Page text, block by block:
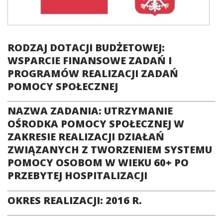
RODZAJ DOTACJI BUDŻETOWEJ:
WSPARCIE FINANSOWE ZADAŃ I
PROGRAMÓW REALIZACJI ZADAŃ
POMOCY SPOŁECZNEJ
NAZWA ZADANIA: UTRZYMANIE
OŚRODKA POMOCY SPOŁECZNEJ W
ZAKRESIE REALIZACJI DZIAŁAŃ
ZWIĄZANYCH Z TWORZENIEM SYSTEMU
POMOCY OSOBOM W WIEKU 60+ PO
PRZEBYTEJ HOSPITALIZACJI
OKRES REALIZACJI: 2016 R.